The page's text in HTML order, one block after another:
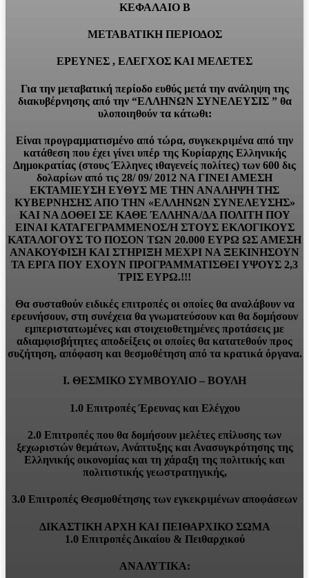
ΚΕΦΑΛΑΙΟ Β
ΜΕΤΑΒΑΤΙΚΗ ΠΕΡΙΟΔΟΣ
ΕΡΕΥΝΕΣ , ΕΛΕΓΧΟΣ ΚΑΙ ΜΕΛΕΤΕΣ
Για την μεταβατική περίοδο ευθύς μετά την ανάληψη της
διακυβέρνησης από την “ΕΛΛΗΝΩΝ ΣΥΝΕΛΕΥΣΙΣ ” θα
υλοποιηθούν τα κάτωθι:
Είναι προγραμματισμένο από τώρα, συγκεκριμένα από την
κατάθεση που έχει γίνει υπέρ της Κυρίαρχης Ελληνικής
Δημοκρατίας (στους Έλληνες ιθαγενείς πολίτες) των 600 δις
δολαρίων από τις 28/ 09/ 2012 ΝΑ ΓΙΝΕΙ ΑΜΕΣΗ
ΕΚΤΑΜΙΕΥΣΗ ΕΥΘΥΣ ΜΕ ΤΗΝ ΑΝΑΛΗΨΗ ΤΗΣ
ΚΥΒΕΡΝΗΣΗΣ ΑΠΟ ΤΗΝ «ΕΛΛΗΝΩΝ ΣΥΝΕΛΕΥΣΗΣ»
ΚΑΙ ΝΑ ΔΟΘΕΙ ΣΕ ΚΑΘΕ ΈΛΛΗΝΑ/ΔΑ ΠΟΛΙΤΗ ΠΟΥ
ΕΙΝΑΙ ΚΑΤΑΓΕΓΡΑΜΜΕΝΟΣ/Η ΣΤΟΥΣ ΕΚΛΟΓΙΚΟΥΣ
ΚΑΤΑΛΟΓΟΥΣ ΤΟ ΠΟΣΟΝ ΤΩΝ 20.000 ΕΥΡΩ ΩΣ ΑΜΕΣΗ
ΑΝΑΚΟΥΦΙΣΗ ΚΑΙ ΣΤΗΡΙΞΗ ΜΕΧΡΙ ΝΑ ΞΕΚΙΝΗΣΟΥΝ
ΤΑ ΕΡΓΑ ΠΟΥ ΕΧΟΥΝ ΠΡΟΓΡΑΜΜΑΤΙΣΘΕΙ ΥΨΟΥΣ 2,3
ΤΡΙΣ ΕΥΡΩ.!!!
Θα συσταθούν ειδικές επιτροπές οι οποίες θα αναλάβουν να
ερευνήσουν, στη συνέχεια θα γνωματεύσουν και θα δομήσουν
εμπεριστατωμένες και στοιχειοθετημένες προτάσεις με
αδιαμφισβήτητες αποδείξεις οι οποίες θα κατατεθούν προς
συζήτηση, απόφαση και θεσμοθέτηση από τα κρατικά όργανα.
Ι. ΘΕΣΜΙΚΟ ΣΥΜΒΟΥΛΙΟ – ΒΟΥΛΗ
1.0 Επιτροπές Έρευνας και Ελέγχου
2.0 Επιτροπές που θα δομήσουν μελέτες επίλυσης των
ξεχωριστών θεμάτων, Ανάπτυξης και Ανασυγκρότησης της
Ελληνικής οικονομίας και τη χάραξη της πολιτικής και
πολιτιστικής γεωστρατηγικής,
3.0 Επιτροπές Θεσμοθέτησης των εγκεκριμένων αποφάσεων
ΔΙΚΑΣΤΙΚΗ ΑΡΧΗ ΚΑΙ ΠΕΙΘΑΡΧΙΚΟ ΣΩΜΑ
1.0 Επιτροπές Δικαίου & Πειθαρχικού
ΑΝΑΛΥΤΙΚΑ: